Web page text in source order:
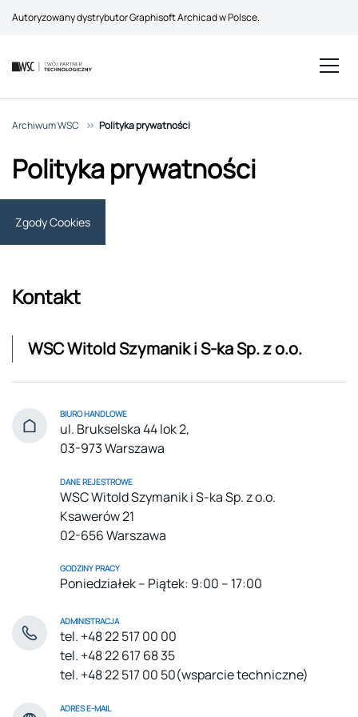
Autoryzowany dystrybutor Graphisoft Archicad w Polsce.
Archiwum WSC >> Polityka prywatności
Polityka prywatności
Zgody Cookies
Kontakt
WSC Witold Szymanik i S-ka Sp. z o.o.
BIURO HANDLOWE
ul. Brukselska 44 lok 2,
03-973 Warszawa
DANE REJESTROWE
WSC Witold Szymanik i S-ka Sp. z o.o.
Ksawerów 21
02-656 Warszawa
GODZINY PRACY
Poniedziałek – Piątek: 9:00 – 17:00
ADMINISTRACJA
tel. +48 22 517 00 00
tel. +48 22 617 68 35
tel. +48 22 517 00 50(wsparcie techniczne)
ADRES E-MAIL